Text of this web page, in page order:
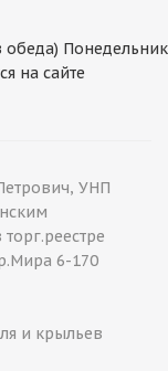
обеда) Понедельник
на сайте
УНП
6-170
и крыльев